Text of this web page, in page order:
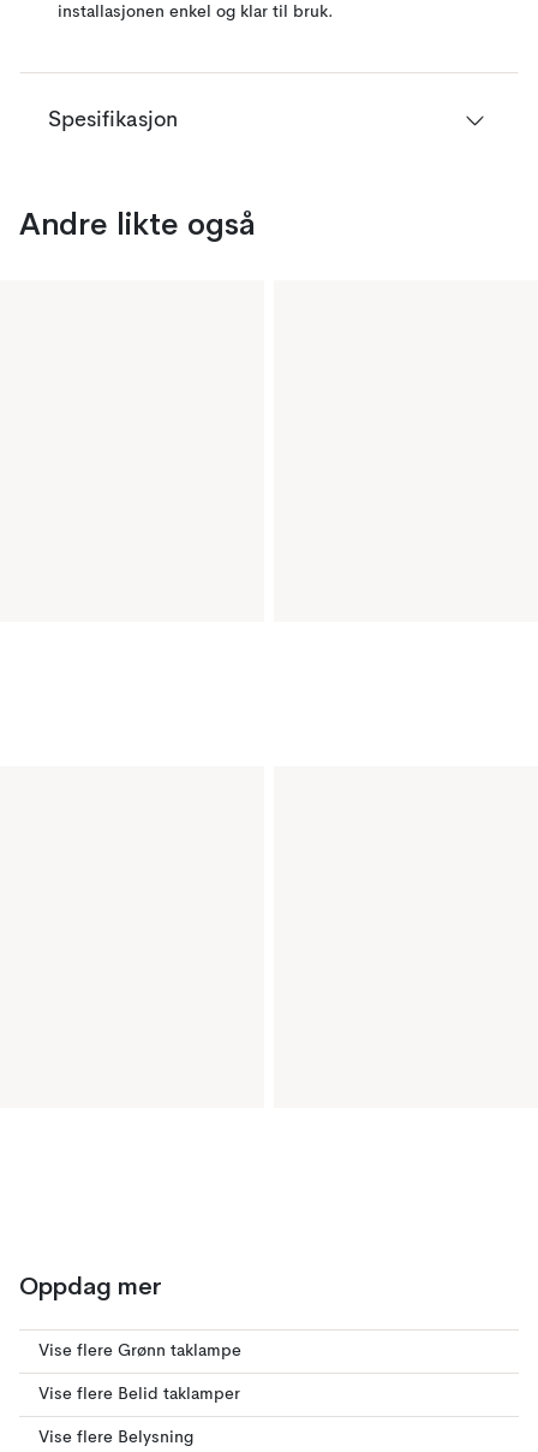
installasjonen enkel og klar til bruk.
Spesifikasjon
Andre likte også
Oppdag mer
Vise flere Grønn taklampe
Vise flere Belid taklamper
Vise flere Belysning